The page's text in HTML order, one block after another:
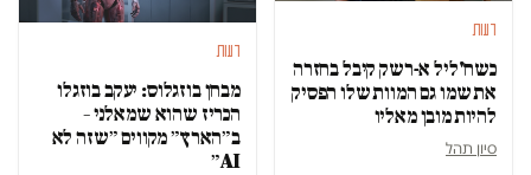
דעות
כשח'ליל א-רשק קיבל בחזרה
את שמו גם המוות שלו הפסיק
להיות מובן מאליו
סיון תהל
דעות
מבחן בוזגלוס: יעקב בוזגלו
הכריז שהוא שמאלני –
ב״הארץ״ מקווים ״שזה לא
AI״